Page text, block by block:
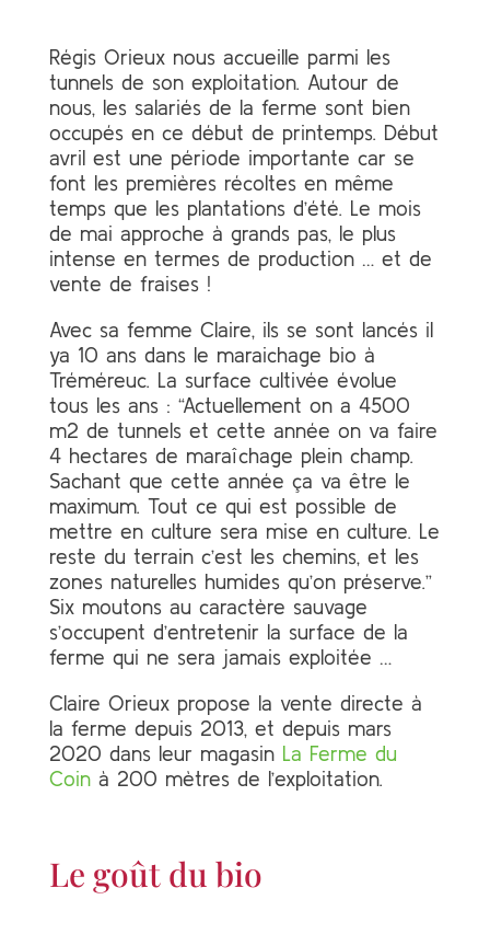
Régis Orieux nous accueille parmi les
tunnels de son exploitation. Autour de
nous, les salariés de la ferme sont bien
occupés en ce début de printemps. Début
avril est une période importante car se
font les premières récoltes en même
temps que les plantations d’été. Le mois
de mai approche à grands pas, le plus
intense en termes de production … et de
vente de fraises !
Avec sa femme Claire, ils se sont lancés il
ya 10 ans dans le maraichage bio à
Tréméreuc. La surface cultivée évolue
tous les ans : “Actuellement on a 4500
m2 de tunnels et cette année on va faire
4 hectares de maraîchage plein champ.
Sachant que cette année ça va être le
maximum. Tout ce qui est possible de
mettre en culture sera mise en culture. Le
reste du terrain c’est les chemins, et les
zones naturelles humides qu’on préserve.”
Six moutons au caractère sauvage
s’occupent d’entretenir la surface de la
ferme qui ne sera jamais exploitée …
Claire Orieux propose la vente directe à
la ferme depuis 2013, et depuis mars
2020 dans leur magasin La Ferme du
Coinà 200 mètres de l’exploitation.
Le goût du bio